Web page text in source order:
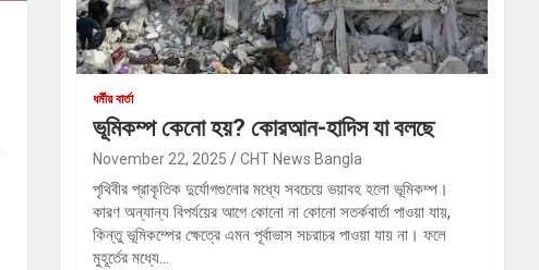
ধর্মীয় বার্তা
ভূমিকম্প কেনো হয়? কোরআন-হাদিস যা বলছে
November 22, 2025 CHT News Bangla
পৃথিবীর প্রাকৃতিক দুর্যোগগুলোর মধ্যে সবচেয়ে ভয়াবহ হলো ভূমিকম্প।
কারণ অন্যান্য বিপর্যয়ের আগে কোনো না কোনো সতর্কবার্তা পাওয়া যায়,
কিন্তু ভূমিকম্পের ক্ষেত্রে এমন পূর্বাভাস সচরাচর পাওয়া যায় না। ফলে
মুহূর্তের মধ্যে…